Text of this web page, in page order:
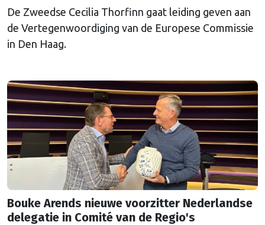
De Zweedse Cecilia Thorfinn gaat leiding geven aan
de Vertegenwoordiging van de Europese Commissie
in Den Haag.
Bouke Arends nieuwe voorzitter Nederlandse
delegatie in Comité van de Regio's